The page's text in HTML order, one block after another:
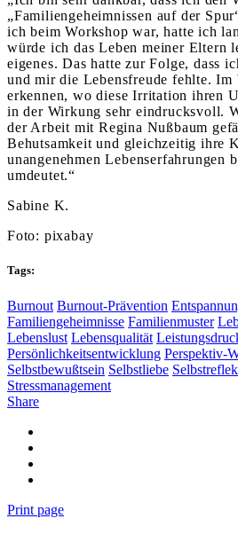
„Familiengeheimnissen auf der
ich beim Workshop war, hatte ich
würde ich das Leben meiner Eltern
eigenes. Das hatte zur Folge, dass
und mir die Lebensfreude fehlte. Im
erkennen, wo diese Irritation ihren
in der Wirkung sehr eindrucksvoll.
der Arbeit mit Regina Nußbaum
Behutsamkeit und gleichzeitig ihre
unangenehmen Lebenserfahrungen
umdeutet.“
Sabine K.
Foto: pixabay
Tags:
Burnout Burnout-Prävention
Familiengeheimnisse Familienmuster
Lebenslust Lebensqualität
Persönlichkeitsentwicklung Perspektiv-
Selbstbewußtsein Selbstliebe
Stressmanagement
Share
Print page